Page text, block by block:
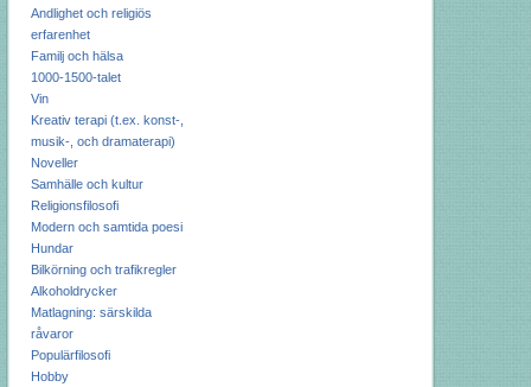
Andlighet och religiös
erfarenhet
Familj och hälsa
1000-1500-talet
Vin
Kreativ terapi (t.ex. konst-,
musik-, och dramaterapi)
Noveller
Samhälle och kultur
Religionsfilosofi
Modern och samtida poesi
Hundar
Bilkörning och trafikregler
Alkoholdrycker
Matlagning: särskilda
råvaror
Populärfilosofi
Hobby